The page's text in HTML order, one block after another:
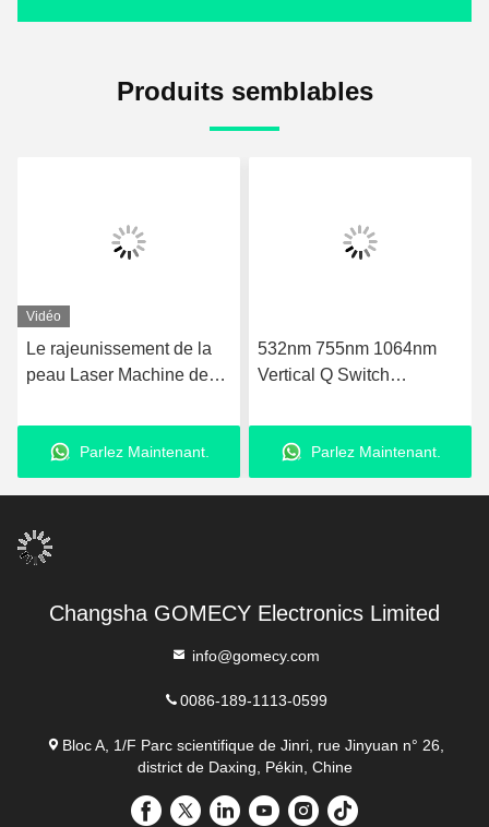
Produits semblables
de la
Laser Machine de
OPT IPL Machine d'
Parlez Maintenant.
532nm 755nm 1064nm
Vertical Q Switch
élimination de l' acné
Parlez Maintenant.
au
Changsha GOMECY Electronics Limited
info@gomecy.com
0086-189-1113-0599
Bloc A, 1/F Parc scientifique de Jinri, rue Jinyuan n° 26,
district de Daxing, Pékin, Chine